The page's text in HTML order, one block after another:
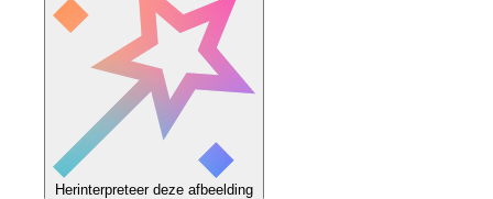
Herinterpreteer deze afbeelding